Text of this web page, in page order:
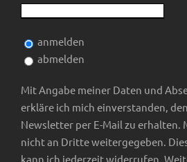
anmelden
abmelden
Mit Angabe meiner Daten und
erkläre ich mich einverstanden,
Newsletter per E-Mail zu erhalten.
nicht an Dritte weitergegeben.
kann ich jederzeit widerrufen.